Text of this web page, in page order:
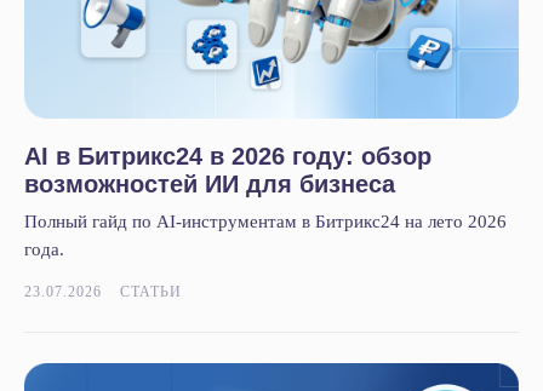
AI в Битрикс24 в 2026 году: обзор
возможностей ИИ для бизнеса
Полный гайд по AI-инструментам в Битрикс24 на лето 2026
года.
23.07.2026 СТАТЬИ
О компании
О нас
Кейсы
Вакансии